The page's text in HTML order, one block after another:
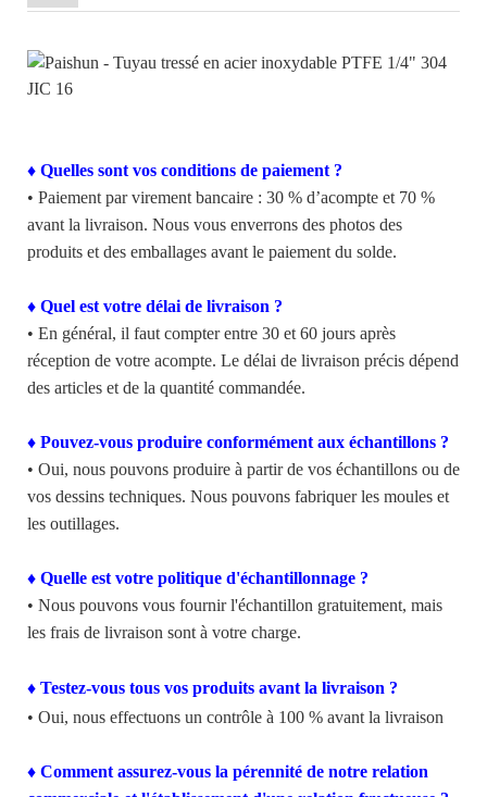
♦ Quelles sont vos conditions de paiement ?
• Paiement par virement bancaire : 30 % d’acompte et 70 %
avant la livraison. Nous vous enverrons des photos des
produits et des emballages avant le paiement du solde.
♦ Quel est votre délai de livraison ?
• En général, il faut compter entre 30 et 60 jours après
réception de votre acompte. Le délai de livraison précis dépend
des articles et de la quantité commandée.
♦ Pouvez-vous produire conformément aux échantillons ?
• Oui, nous pouvons produire à partir de vos échantillons ou de
vos dessins techniques. Nous pouvons fabriquer les moules et
les outillages.
♦ Quelle est votre politique d'échantillonnage ?
• Nous pouvons vous fournir l'échantillon gratuitement, mais
les frais de livraison sont à votre charge.
♦ Testez-vous tous vos produits avant la livraison ?
• Oui, nous effectuons un contrôle à 100 % avant la livraison
♦ Comment assurez-vous la pérennité de notre relation